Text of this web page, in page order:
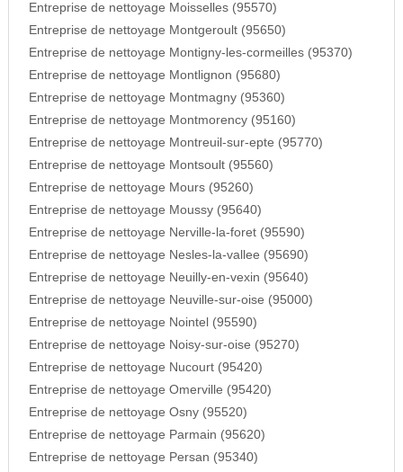
Entreprise de nettoyage Moisselles (95570)
Entreprise de nettoyage Montgeroult (95650)
Entreprise de nettoyage Montigny-les-cormeilles (95370)
Entreprise de nettoyage Montlignon (95680)
Entreprise de nettoyage Montmagny (95360)
Entreprise de nettoyage Montmorency (95160)
Entreprise de nettoyage Montreuil-sur-epte (95770)
Entreprise de nettoyage Montsoult (95560)
Entreprise de nettoyage Mours (95260)
Entreprise de nettoyage Moussy (95640)
Entreprise de nettoyage Nerville-la-foret (95590)
Entreprise de nettoyage Nesles-la-vallee (95690)
Entreprise de nettoyage Neuilly-en-vexin (95640)
Entreprise de nettoyage Neuville-sur-oise (95000)
Entreprise de nettoyage Nointel (95590)
Entreprise de nettoyage Noisy-sur-oise (95270)
Entreprise de nettoyage Nucourt (95420)
Entreprise de nettoyage Omerville (95420)
Entreprise de nettoyage Osny (95520)
Entreprise de nettoyage Parmain (95620)
Entreprise de nettoyage Persan (95340)